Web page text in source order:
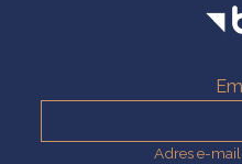
Adres e-